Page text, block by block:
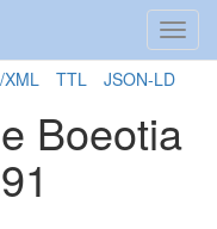
XML TTL JSON-LD
Boeotia